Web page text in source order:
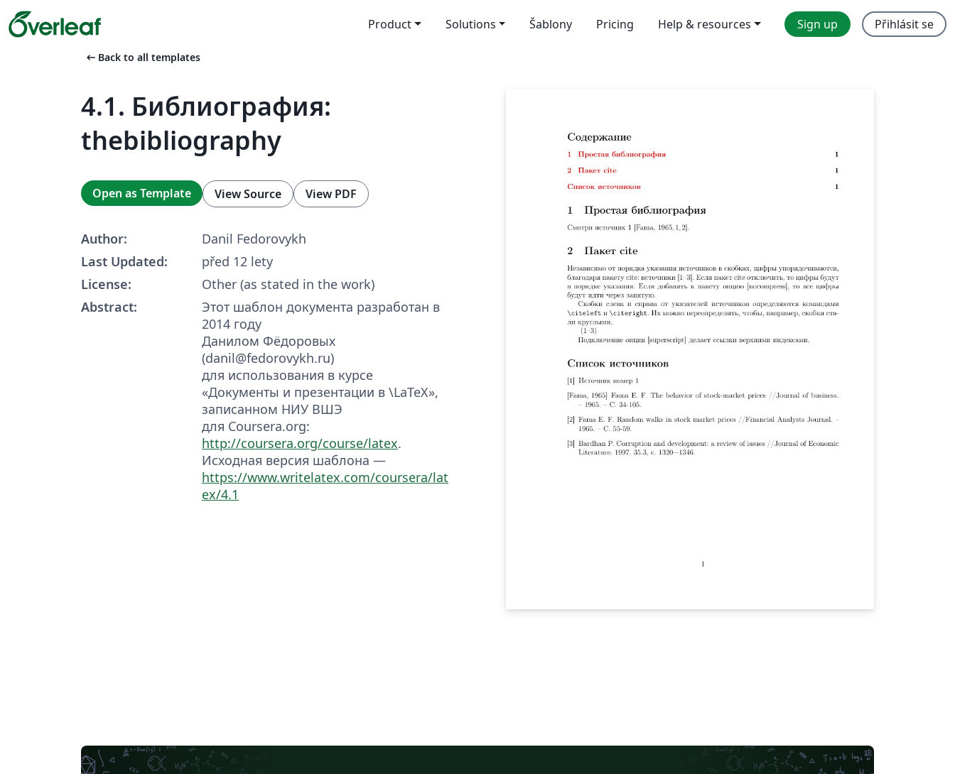
Product Solutions Šablony Pricing Help & resources Sign up Přihlásit se
arrow_left_alt Back to all templates
4.1. Библиография:
thebibliography
Open as Template View Source View PDF
Author:
Danil Fedorovykh
Last Updated:
před 12 lety
License:
Other (as stated in the work)
Abstract:
Этот шаблон документа разработан в
2014 году
Данилом Фёдоровых
(danil@fedorovykh.ru)
для использования в курсе
«Документы и презентации в \LaTeX»,
записанном НИУ ВШЭ
для Coursera.org:
http://coursera.org/course/latex.
Исходная версия шаблона —
https://www.writelatex.com/coursera/lat
ex/4.1